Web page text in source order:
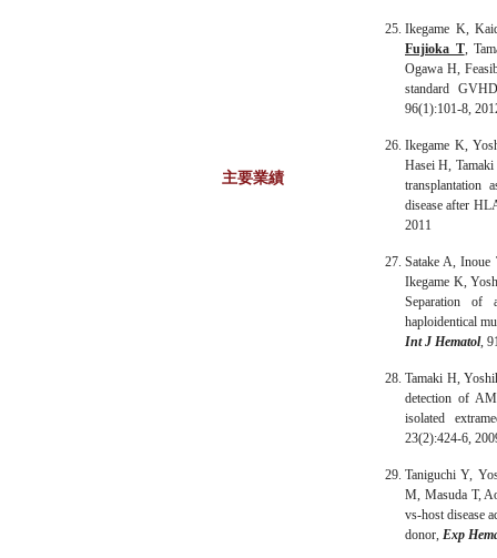
主要業績
Ikegame K,
Fujioka T,
Ogawa H,
standard
96(1):101-8,
Ikegame K,
Hasei H,
transplantation
disease after
2011
Satake A,
Ikegame K,
Separation of
haploidentical
Int J Hematol,
Tamaki H,
detection of
isolated
23(2):424-6,
Taniguchi Y,
M, Masuda T,
vs-host disease
donor, Exp